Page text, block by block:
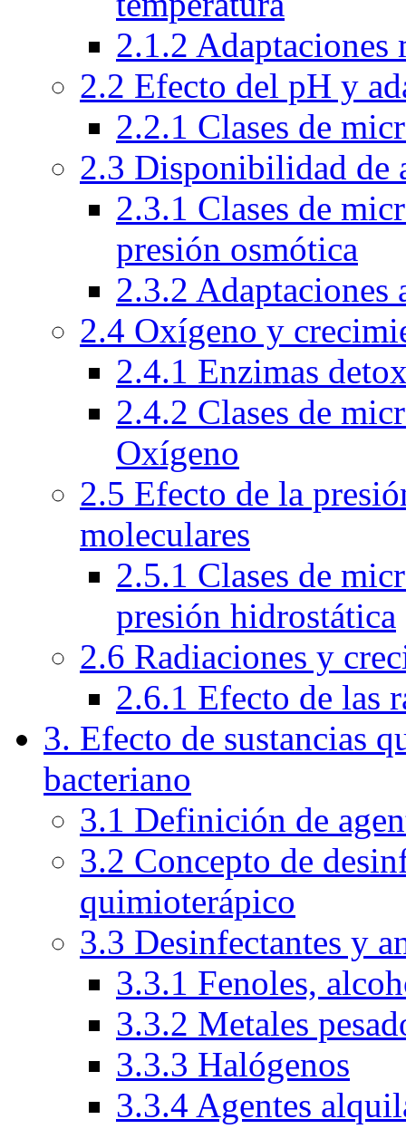
2.1.2 Adaptaciones
2.2 Efecto del pH y
2.2.1 Clases de
2.3 Disponibilidad de
2.3.1 Clases de
presión osmótica
2.3.2 Adaptaciones
2.4 Oxígeno y
2.4.1 Enzimas
2.4.2 Clases de
Oxígeno
2.5 Efecto de la
moleculares
2.5.1 Clases de
presión hidrostática
2.6 Radiaciones y
2.6.1 Efecto de las
3. Efecto de sustancias
bacteriano
3.1 Definición de
3.2 Concepto de
quimioterápico
3.3 Desinfectantes y
3.3.1 Fenoles,
3.3.2 Metales
3.3.3 Halógenos
3.3.4 Agentes